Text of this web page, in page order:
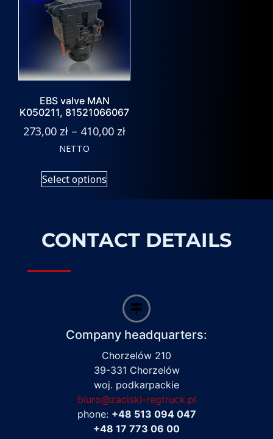
EBS valve MAN
K050211, 81521066067
273,00 zł – 410,00 zł
NETTO
Select options
CONTACT DETAILS
Company headquarters:
Chorzelów 210
39-331 Chorzelów
woj. podkarpackie
biuro@zaciski-regtruck.pl
phone: +48 513 094 047
+48 17 773 06 00